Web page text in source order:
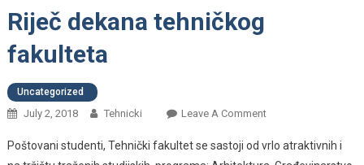
Riječ dekana tehničkog
fakulteta
Uncategorized
July 2, 2018 Tehnicki Leave A CommentOn Riječ Dekana
Fakulteta
Poštovani studenti, Tehnički fakultet se sastoji od vrlo atraktivnih i